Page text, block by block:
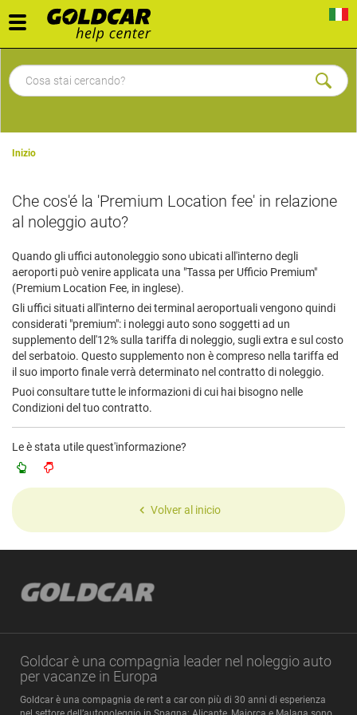
Toggle
navigation
Inizio
Che cos'é la 'Premium Location fee' in relazione
al noleggio auto?
Quando gli uffici autonoleggio sono ubicati all'interno degli
aeroporti può venire applicata una "Tassa per Ufficio Premium"
(Premium Location Fee, in inglese).
Gli uffici situati all'interno dei terminal aeroportuali vengono quindi
considerati "premium": i noleggi auto sono soggetti ad un
supplemento dell'12% sulla tariffa di noleggio, sugli extra e sul costo
del serbatoio. Questo supplemento non è compreso nella tariffa ed
il suo importo finale verrà determinato nel contratto di noleggio.
Puoi consultare tutte le informazioni di cui hai bisogno nelle
Condizioni del tuo contratto.
Le è stata utile quest'informazione?
Volver al inicio
Goldcar è una compagnia leader nel noleggio auto
per vacanze in Europa
Goldcar è una compagnia de rent a car con più di 30 anni di esperienza